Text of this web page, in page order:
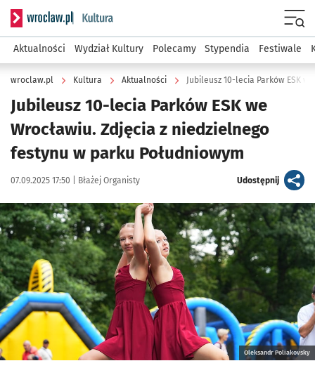
Serwis informacyjny wroclaw.pl podserwis: Kultura
Aktualności Wydział Kultury Polecamy Stypendia Festiwale
wroclaw.pl Kultura Aktualności Jubileusz 10-lecia Parków ESK
Jubileusz 10-lecia Parków ESK we
Wrocławiu. Zdjęcia z niedzielnego
festynu w parku Południowym
Data publikacji:
07.09.2025 17:50 | Autor:
Błażej Organisty Udostępnijartykuł
Kliknij, aby zobaczyć galerię
Oleksandr Poliakovsky